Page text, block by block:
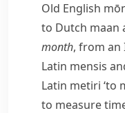
Old English
to Dutch maan
month, from an
Latin mensis
Latin metiri ‘to
to measure